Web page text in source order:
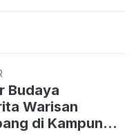
Budaya
Warisan
di Kampung